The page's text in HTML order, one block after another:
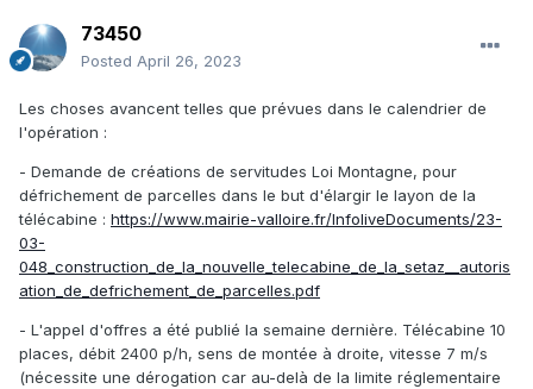
73450
Posted April 26, 2023
Les choses avancent telles que prévues dans le calendrier de
l'opération :
- Demande de créations de servitudes Loi Montagne, pour
défrichement de parcelles dans le but d'élargir le layon de la
télécabine : https://www.mairie-valloire.fr/InfoliveDocuments/23-
03-
048_construction_de_la_nouvelle_telecabine_de_la_setaz__autoris
ation_de_defrichement_de_parcelles.pdf
- L'appel d'offres a été publié la semaine dernière. Télécabine 10
places, débit 2400 p/h, sens de montée à droite, vitesse 7 m/s
(nécessite une dérogation car au-delà de la limite réglementaire